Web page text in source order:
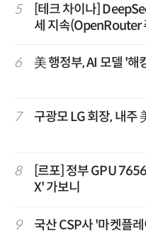
5
[테크 차이나]
세 지속(OpenRouter
6 美 행정부, AI 모델 '해
7 구광모 LG 회장, 내주
8
[르포] 정부 GPU
X' 가보니
9
국산 CSP사 '마켓플